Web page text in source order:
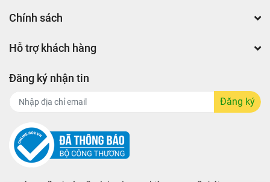
Chính sách
Hỗ trợ khách hàng
Đăng ký nhận tin
Đăng ký